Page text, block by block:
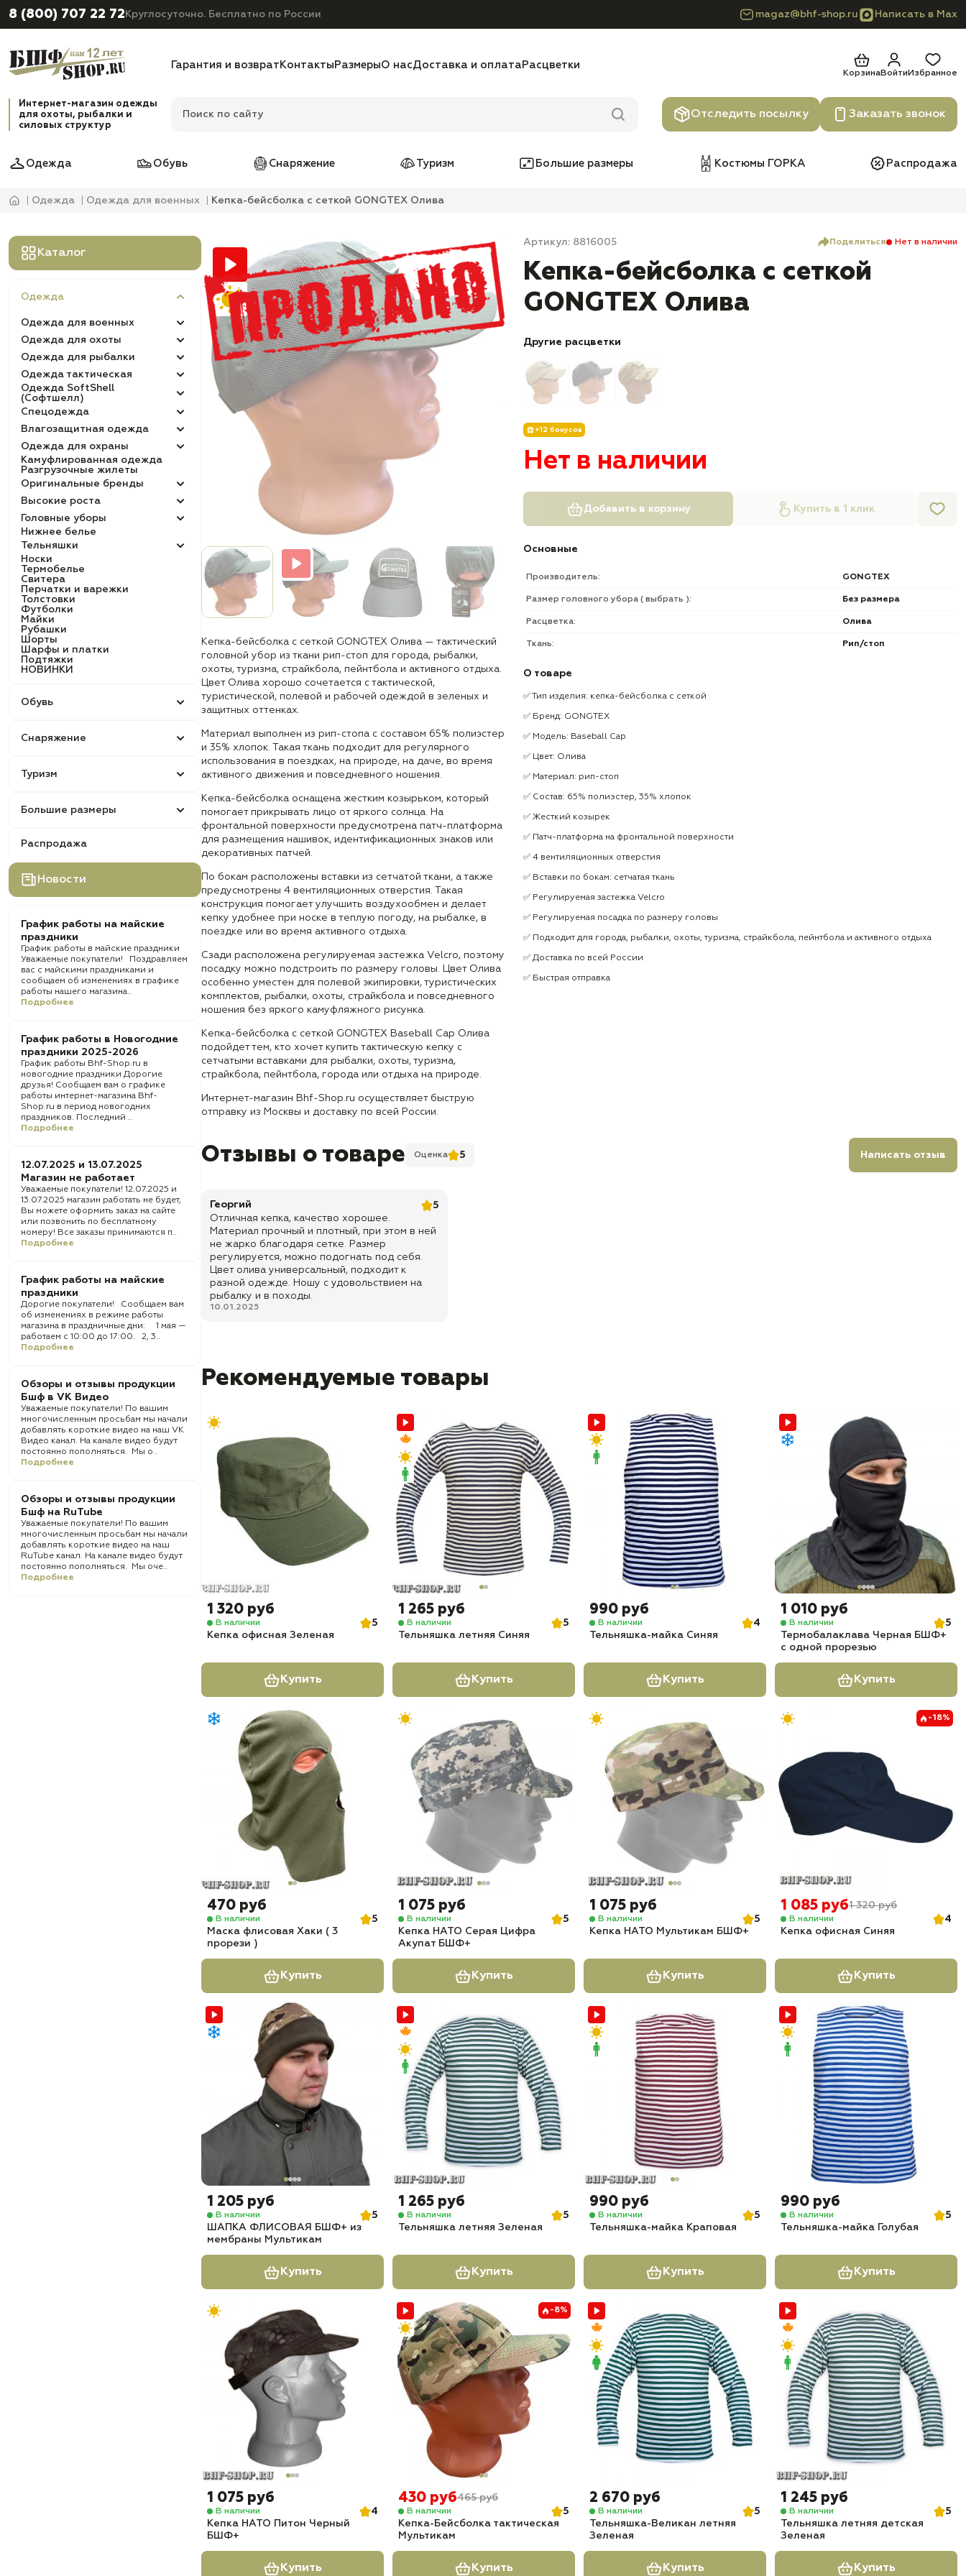
8 (800) 707 22 72 Круглосуточно. Бесплатно по России magaz@bhf-shop.ru Написать в Max
Гарантия и возврат Контакты РазмерыО насДоставка и оплата Расцветки
КорзинаВойти Избранное
Интернет-магазин одежды
для охоты, рыбалки и
силовых структур
Отследить посылку Заказать звонок
Одежда Обувь Снаряжение Туризм Большие размеры Костюмы ГОРКА Распродажа
Одежда Одежда для военных Кепка-бейсболка с сеткой GONGTEX Олива
Каталог
Одежда
Одежда для военных
Одежда для охоты
Одежда для рыбалки
Одежда тактическая
Одежда SoftShell
(Софтшелл)
Спецодежда
Влагозащитная одежда
Одежда для охраны
Камуфлированная одежда
Разгрузочные жилеты
Оригинальные бренды
Высокие роста
Головные уборы
Нижнее белье
Тельняшки
Носки
Термобелье
Свитера
Перчатки и варежки
Толстовки
Футболки
Майки
Рубашки
Шорты
Шарфы и платки
Подтяжки
НОВИНКИ
Обувь
Снаряжение
Туризм
Большие размеры
Распродажа
Новости
График работы на майские
праздники
График работы в майские праздники
Уважаемые покупатели! Поздравляем
вас с майскими праздниками и
сообщаем об изменениях в графике
работы нашего магазина..
Подробнее
График работы в Новогодние
праздники 2025-2026
График работы Bhf-Shop.ru в
новогодние праздники Дорогие
друзья! Сообщаем вам о графике
работы интернет-магазина Bhf-
Shop.ru в период новогодних
праздников. Последний ..
Подробнее
12.07.2025 и 13.07.2025
Магазин не работает
Уважаемые покупатели! 12.07.2025 и
13.07.2025 магазин работать не будет,
Вы можете оформить заказ на сайте
или позвонить по бесплатному
номеру! Все заказы принимаются п..
Подробнее
График работы на майские
праздники
Дорогие покупатели! Сообщаем вам
об изменениях в режиме работы
магазина в праздничные дни: 1 мая —
работаем с 10:00 до 17:00. 2, 3..
Подробнее
Обзоры и отзывы продукции
Бшф в VK Видео
Уважаемые покупатели! По вашим
многочисленным просьбам мы начали
добавлять короткие видео на наш VK
Видео канал. На канале видео будут
постоянно пополняться. Мы о..
Подробнее
Обзоры и отзывы продукции
Бшф на RuTube
Уважаемые покупатели! По вашим
многочисленным просьбам мы начали
добавлять короткие видео на наш
RuTube канал. На канале видео будут
постоянно пополняться. Мы оче..
Подробнее
Кепка-бейсболка с сеткой GONGTEX Олива — тактический
головной убор из ткани рип-стоп для города, рыбалки,
охоты, туризма, страйкбола, пейнтбола и активного отдыха.
Цвет Олива хорошо сочетается с тактической,
туристической, полевой и рабочей одеждой в зеленых и
защитных оттенках.
Материал выполнен из рип-стопа с составом 65% полиэстер
и 35% хлопок. Такая ткань подходит для регулярного
использования в поездках, на природе, на даче, во время
активного движения и повседневного ношения.
Кепка-бейсболка оснащена жестким козырьком, который
помогает прикрывать лицо от яркого солнца. На
фронтальной поверхности предусмотрена патч-платформа
для размещения нашивок, идентификационных знаков или
декоративных патчей.
По бокам расположены вставки из сетчатой ткани, а также
предусмотрены 4 вентиляционных отверстия. Такая
конструкция помогает улучшить воздухообмен и делает
кепку удобнее при носке в теплую погоду, на рыбалке, в
поездке или во время активного отдыха.
Сзади расположена регулируемая застежка Velcro, поэтому
посадку можно подстроить по размеру головы. Цвет Олива
особенно уместен для полевой экипировки, туристических
комплектов, рыбалки, охоты, страйкбола и повседневного
ношения без яркого камуфляжного рисунка.
Кепка-бейсболка с сеткой GONGTEX Baseball Cap Олива
подойдет тем, кто хочет купить тактическую кепку с
сетчатыми вставками для рыбалки, охоты, туризма,
страйкбола, пейнтбола, города или отдыха на природе.
Интернет-магазин Bhf-Shop.ru осуществляет быструю
отправку из Москвы и доставку по всей России.
Артикул: 8816005 Поделиться Нет в наличии
Кепка-бейсболка с сеткой
GONGTEX Олива
Другие расцветки
+12 бонусов
Нет в наличии
Добавить в корзину Купить в 1 клик
Основные
Производитель: GONGTEX
Размер головного убора ( выбрать ): Без размера
Расцветка: Олива
Ткань: Рип/стоп
О товаре
✅ Тип изделия: кепка-бейсболка с сеткой
✅ Бренд: GONGTEX
✅ Модель: Baseball Cap
✅ Цвет: Олива
✅ Материал: рип-стоп
✅ Состав: 65% полиэстер, 35% хлопок
✅ Жесткий козырек
✅ Патч-платформа на фронтальной поверхности
✅ 4 вентиляционных отверстия
✅ Вставки по бокам: сетчатая ткань
✅ Регулируемая застежка Velcro
✅ Регулируемая посадка по размеру головы
✅ Подходит для города, рыбалки, охоты, туризма, страйкбола, пейнтбола и активного отдыха
✅ Доставка по всей России
✅ Быстрая отправка
Отзывы о товаре Оценка 5 Написать отзыв
Георгий
5
Отличная кепка, качество хорошее.
Материал прочный и плотный, при этом в ней
не жарко благодаря сетке. Размер
регулируется, можно подогнать под себя.
Цвет олива универсальный, подходит к
разной одежде. Ношу с удовольствием на
рыбалку и в походы.
10.01.2025
Рекомендуемые товары
1 320 руб
В наличии
5
Кепка офисная Зеленая
Купить
1 265 руб
В наличии
5
Тельняшка летняя Синяя
Купить
990 руб
В наличии
4
Тельняшка-майка Синяя
Купить
1 010 руб
В наличии
5
Термобалаклава Черная БШФ+
с одной прорезью
Купить
470 руб
В наличии
5
Маска флисовая Хаки ( 3
прорези )
Купить
1 075 руб
В наличии
5
Кепка НАТО Серая Цифра
Акупат БШФ+
Купить
1 075 руб
В наличии
5
Кепка НАТО Мультикам БШФ+
Купить
-18%
1 085 руб1 320 руб
В наличии
4
Кепка офисная Синяя
Купить
1 205 руб
В наличии
5
ШАПКА ФЛИСОВАЯ БШФ+ из
мембраны Мультикам
Купить
1 265 руб
В наличии
5
Тельняшка летняя Зеленая
Купить
990 руб
В наличии
5
Тельняшка-майка Краповая
Купить
990 руб
В наличии
5
Тельняшка-майка Голубая
Купить
1 075 руб
В наличии
4
Кепка НАТО Питон Черный
БШФ+
Купить
-8%
430 руб465 руб
В наличии
5
Кепка-Бейсболка тактическая
Мультикам
Купить
2 670 руб
В наличии
5
Тельняшка-Великан летняя
Зеленая
Купить
1 245 руб
В наличии
5
Тельняшка летняя детская
Зеленая
Купить